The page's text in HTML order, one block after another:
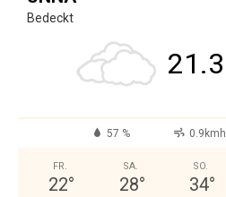
Bedeckt
21.3
57 % 0.9kmh
FR.
22°
SA.
28°
SO.
34°